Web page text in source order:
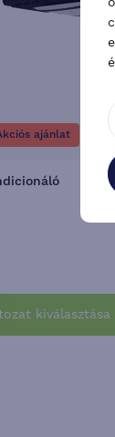
ajánlat
kiválasztása